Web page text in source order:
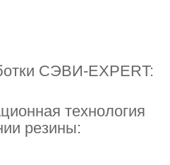
СЭВИ-EXPERT:
технология
резины: